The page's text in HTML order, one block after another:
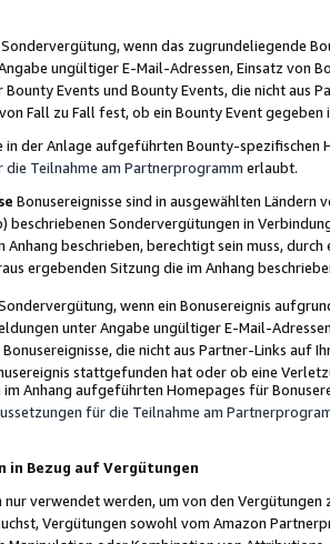
wenn das zugrundeliegende
ungültiger E-Mail-Adressen, Einsatz von
Events und Bounty Events, die nicht
Fall zu Fall fest, ob ein Bounty Event
in der Anlage aufgeführten Bounty-spezifischen
die Teilnahme am Partnerprogramm erlaubt.
Bonusereignisse sind in ausgewählten Ländern
beschriebenen Sondervergütungen in
Anhang beschrieben, berechtigt sein muss,
ergebenden Sitzung die im Anhang
wenn ein Bonusereignis
unter Angabe ungültiger E-Mail-
die nicht aus Partner-Links auf
stattgefunden hat oder ob eine
Anhang aufgeführten Homepages für
für die Teilnahme am
in Bezug auf Vergütungen
verwendet werden, um von den
Vergütungen sowohl vom Amazon